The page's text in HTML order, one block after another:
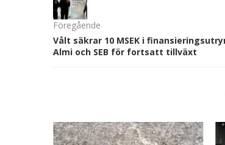
Föregående
Vålt säkrar 10 MSEK i
Almi och SEB för fortsatt tillväxt